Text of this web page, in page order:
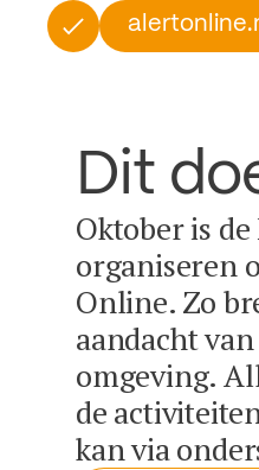
Dit
Oktober is
organiseren
Online. Zo
aandacht
omgeving.
de
kan via